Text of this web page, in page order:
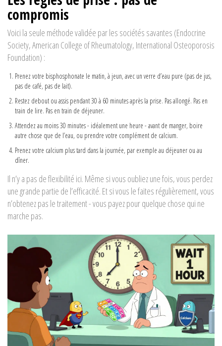
compromis
Voici la seule méthode validée par les sociétés savantes (Endocrine
Society, American College of Rheumatology, International Osteoporosis
Foundation) :
Prenez votre bisphosphonate le matin, à jeun, avec un verre d’eau pure (pas de jus,
pas de café, pas de lait).
Restez debout ou assis pendant 30 à 60 minutes après la prise. Pas allongé. Pas en
train de lire. Pas en train de déjeuner.
Attendez au moins 30 minutes - idéalement une heure - avant de manger, boire
autre chose que de l’eau, ou prendre votre complément de calcium.
Prenez votre calcium plus tard dans la journée, par exemple au déjeuner ou au
dîner.
Il n’y a pas de flexibilité ici. Même si vous oubliez une fois, vous perdez
une grande partie de l’efficacité. Et si vous le faites régulièrement, vous
n’obtenez pas le traitement - vous payez pour quelque chose qui ne
marche pas.